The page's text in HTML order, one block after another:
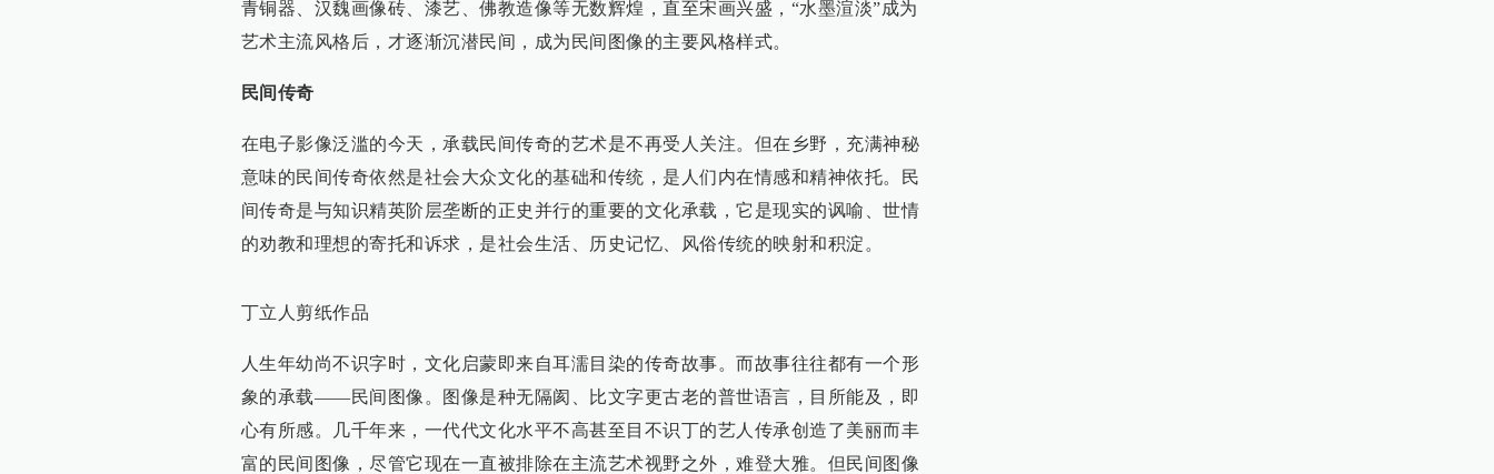
青铜器、汉魏画像砖、漆艺、佛教造像等无数辉煌，直至宋画兴盛，“水墨渲淡”成为
艺术主流风格后，才逐渐沉潜民间，成为民间图像的主要风格样式。
民间传奇
在电子影像泛滥的今天，承载民间传奇的艺术是不再受人关注。但在乡野，充满神秘
意味的民间传奇依然是社会大众文化的基础和传统，是人们内在情感和精神依托。民
间传奇是与知识精英阶层垄断的正史并行的重要的文化承载，它是现实的讽喻、世情
的劝教和理想的寄托和诉求，是社会生活、历史记忆、风俗传统的映射和积淀。
丁立人剪纸作品
人生年幼尚不识字时，文化启蒙即来自耳濡目染的传奇故事。而故事往往都有一个形
象的承载——民间图像。图像是种无隔阂、比文字更古老的普世语言，目所能及，即
心有所感。几千年来，一代代文化水平不高甚至目不识丁的艺人传承创造了美丽而丰
富的民间图像，尽管它现在一直被排除在主流艺术视野之外，难登大雅。但民间图像